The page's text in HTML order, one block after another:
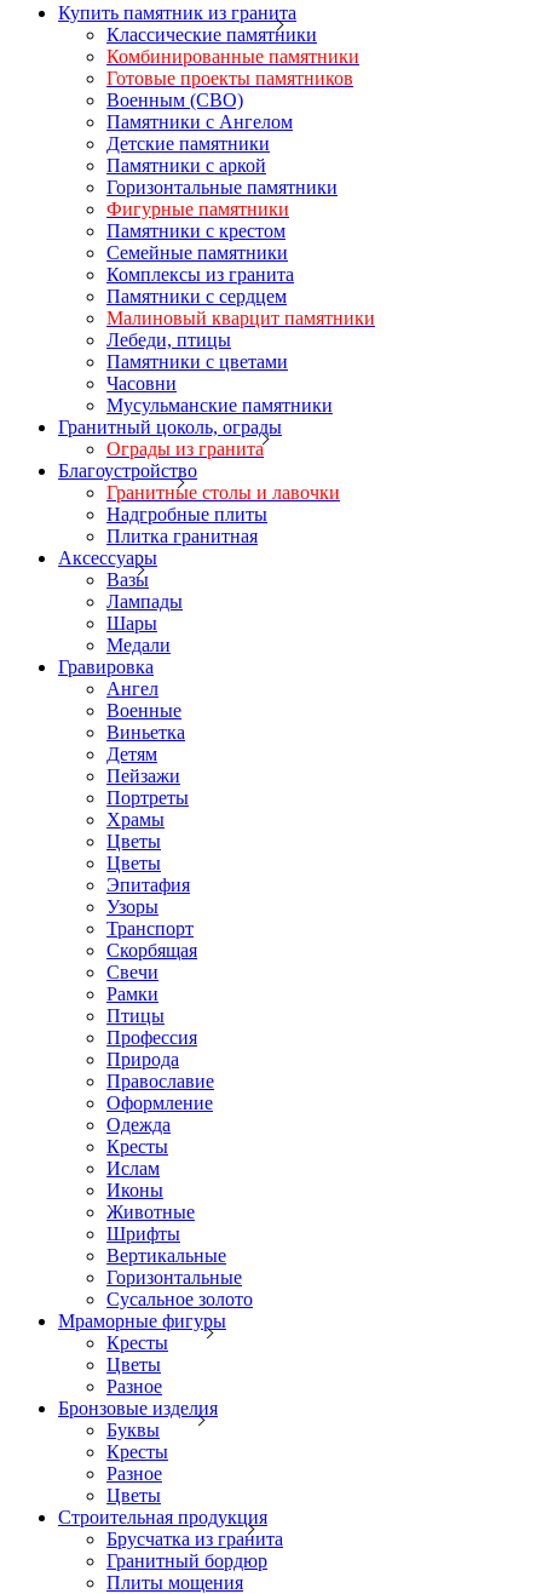
Купить памятник из гранита
Классические памятники
Комбинированные памятники
Готовые проекты памятников
Военным (СВО)
Памятники с Ангелом
Детские памятники
Памятники с аркой
Горизонтальные памятники
Фигурные памятники
Памятники с крестом
Семейные памятники
Комплексы из гранита
Памятники с сердцем
Малиновый кварцит памятники
Лебеди, птицы
Памятники с цветами
Часовни
Мусульманские памятники
Гранитный цоколь, ограды
Ограды из гранита
Благоустройство
Гранитные столы и лавочки
Надгробные плиты
Плитка гранитная
Аксессуары
Вазы
Лампады
Шары
Медали
Гравировка
Ангел
Военные
Виньетка
Детям
Пейзажи
Портреты
Храмы
Цветы
Цветы
Эпитафия
Узоры
Транспорт
Скорбящая
Свечи
Рамки
Птицы
Профессия
Природа
Православие
Оформление
Одежда
Кресты
Ислам
Иконы
Животные
Шрифты
Вертикальные
Горизонтальные
Сусальное золото
Мраморные фигуры
Кресты
Цветы
Разное
Бронзовые изделия
Буквы
Кресты
Разное
Цветы
Строительная продукция
Брусчатка из гранита
Гранитный бордюр
Плиты мощения